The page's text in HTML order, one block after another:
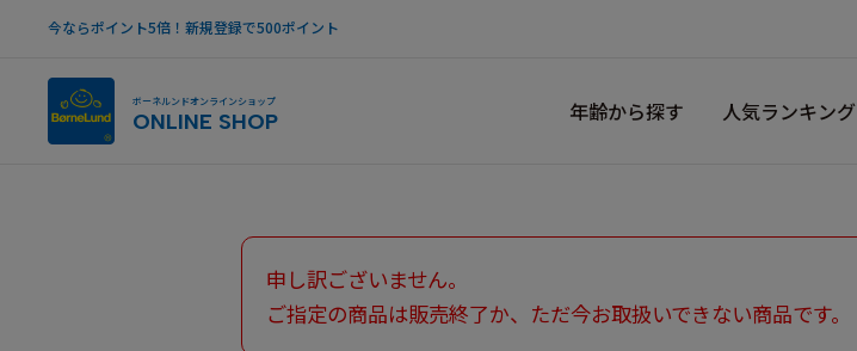
今ならポイント5倍！新規登録で500ポイント
ボーネルンドオンラインショップ
ONLINE SHOP 年齢から探す 人気ランキング
申し訳ございません。
ご指定の商品は販売終了か、ただ今お取扱いできない商品です。